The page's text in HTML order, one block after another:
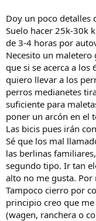
Doy un poco detalles
Suelo hacer 25k-30k
de 3-4 horas por
Necesito un
que si se acerca a
quiero llevar a los
perros medianetes
suficiente para
poner un arcón en el
Las bicis pues irán
Sé que los mal
las berlinas
segundo tipo. Ir tan
alto no me gusta.
Tampoco cierro por
principio creo que
(wagen, ranchera o